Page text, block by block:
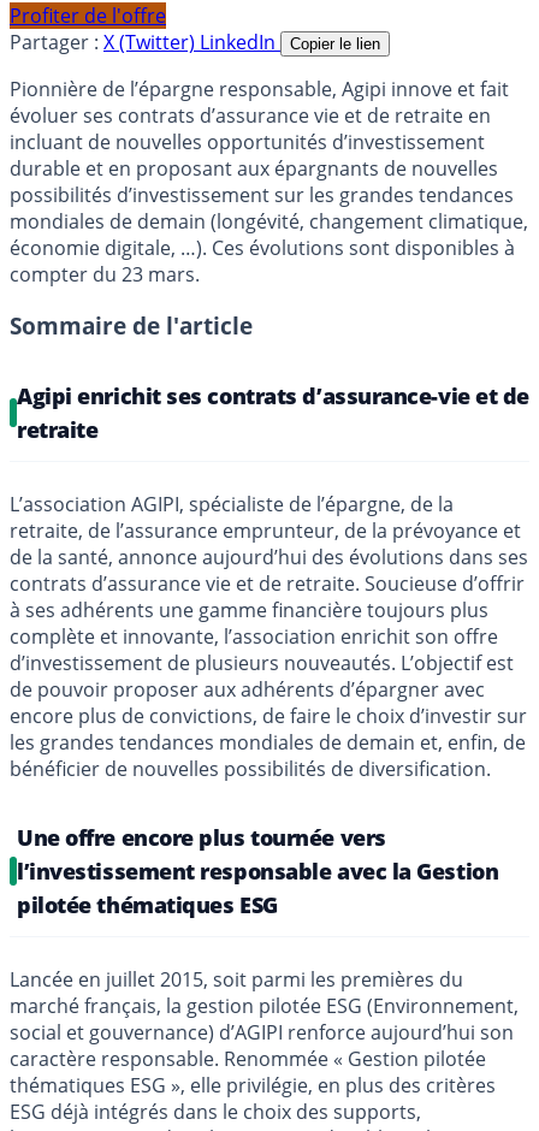
Profiter de l'offre
Partager : X (Twitter) LinkedIn Copier le lien
Pionnière de l’épargne responsable, Agipi innove et fait
évoluer ses contrats d’assurance vie et de retraite en
incluant de nouvelles opportunités d’investissement
durable et en proposant aux épargnants de nouvelles
possibilités d’investissement sur les grandes tendances
mondiales de demain (longévité, changement climatique,
économie digitale, …). Ces évolutions sont disponibles à
compter du 23 mars.
Sommaire de l'article
Agipi enrichit ses contrats d’assurance-vie et de
retraite
L’association AGIPI, spécialiste de l’épargne, de la
retraite, de l’assurance emprunteur, de la prévoyance et
de la santé, annonce aujourd’hui des évolutions dans ses
contrats d’assurance vie et de retraite. Soucieuse d’offrir
à ses adhérents une gamme financière toujours plus
complète et innovante, l’association enrichit son offre
d’investissement de plusieurs nouveautés. L’objectif est
de pouvoir proposer aux adhérents d’épargner avec
encore plus de convictions, de faire le choix d’investir sur
les grandes tendances mondiales de demain et, enfin, de
bénéficier de nouvelles possibilités de diversification.
Une offre encore plus tournée vers
l’investissement responsable avec la Gestion
pilotée thématiques ESG
Lancée en juillet 2015, soit parmi les premières du
marché français, la gestion pilotée ESG (Environnement,
social et gouvernance) d’AGIPI renforce aujourd’hui son
caractère responsable. Renommée « Gestion pilotée
thématiques ESG », elle privilégie, en plus des critères
ESG déjà intégrés dans le choix des supports,